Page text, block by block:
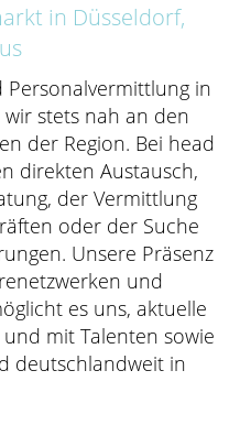
in Düsseldorf,
in
stets nah an den
der Region. Bei head
direkten Austausch,
der Vermittlung
oder der Suche
Unsere Präsenz
und
es uns, aktuelle
mit Talenten sowie
deutschlandweit in